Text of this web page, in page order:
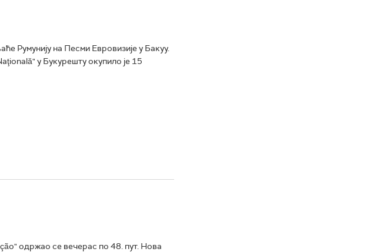
Румунију на Песми Евровизије у Бакуу.
у Букурешту окупило је 15
одржао се вечерас по 48. пут. Нова